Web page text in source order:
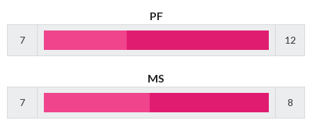
PF
7 12
MS
7 8